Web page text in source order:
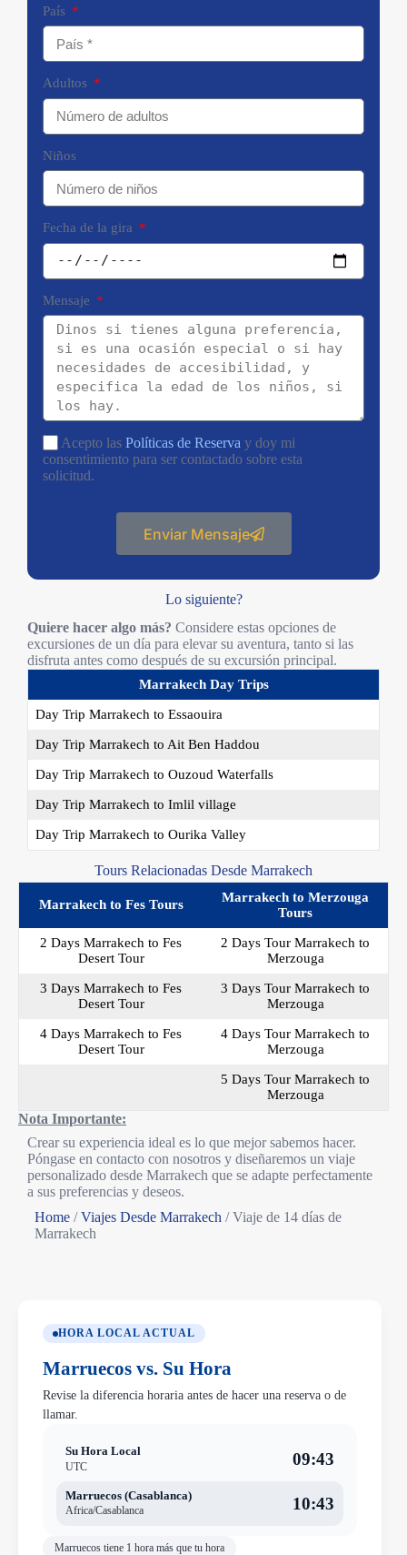
HORA LOCAL ACTUAL
Marruecos vs. Su Hora
Revise la diferencia horaria antes de hacer una reserva o de
llamar.
Su Hora Local
UTC
09:43
Marruecos (Casablanca)
Africa/Casablanca
10:43
Marruecos tiene 1 hora más que tu hora
País
Adultos
Niños
Fecha de la gira
Mensaje
Acepto las Políticas de Reserva y doy mi
consentimiento para ser contactado sobre esta
solicitud.
Enviar Mensaje
Lo siguiente?
Quiere hacer algo más? Considere estas opciones de
excursiones de un día para elevar su aventura, tanto si las
disfruta antes como después de su excursión principal.
Marrakech Day Trips
Day Trip Marrakech to Essaouira
Day Trip Marrakech to Ait Ben Haddou
Day Trip Marrakech to Ouzoud Waterfalls
Day Trip Marrakech to Imlil village
Day Trip Marrakech to Ourika Valley
Tours Relacionadas Desde Marrakech
Marrakech to Fes Tours
Marrakech to Merzouga
Tours
2 Days Marrakech to Fes
Desert Tour
2 Days Tour Marrakech to
Merzouga
3 Days Marrakech to Fes
Desert Tour
3 Days Tour Marrakech to
Merzouga
4 Days Marrakech to Fes
Desert Tour
4 Days Tour Marrakech to
Merzouga
5 Days Tour Marrakech to
Merzouga
Nota Importante:
Crear su experiencia ideal es lo que mejor sabemos hacer.
Póngase en contacto con nosotros y diseñaremos un viaje
personalizado desde Marrakech que se adapte perfectamente
a sus preferencias y deseos.
Home /Viajes Desde Marrakech /Viaje de 14 días de
Marrakech